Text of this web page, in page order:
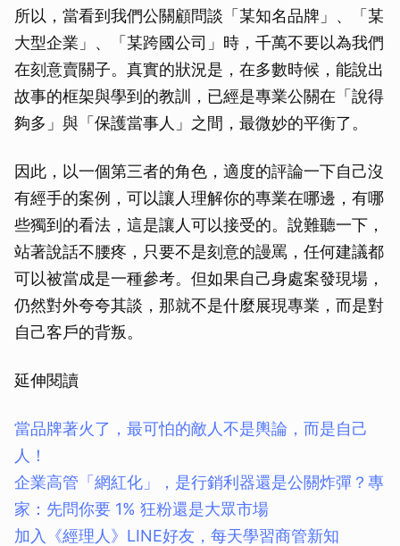
所以，當看到我們公關顧問談「某知名品牌」、「某
大型企業」、「某跨國公司」時，千萬不要以為我們
在刻意賣關子。真實的狀況是，在多數時候，能說出
故事的框架與學到的教訓，已經是專業公關在「說得
夠多」與「保護當事人」之間，最微妙的平衡了。
因此，以一個第三者的角色，適度的評論一下自己沒
有經手的案例，可以讓人理解你的專業在哪邊，有哪
些獨到的看法，這是讓人可以接受的。說難聽一下，
站著說話不腰疼，只要不是刻意的謾罵，任何建議都
可以被當成是一種參考。但如果自己身處案發現場，
仍然對外夸夸其談，那就不是什麼展現專業，而是對
自己客戶的背叛。
延伸閱讀
當品牌著火了，最可怕的敵人不是輿論，而是自己
人！
企業高管「網紅化」，是行銷利器還是公關炸彈？專
家：先問你要 1% 狂粉還是大眾市場
加入《經理人》LINE好友，每天學習商管新知